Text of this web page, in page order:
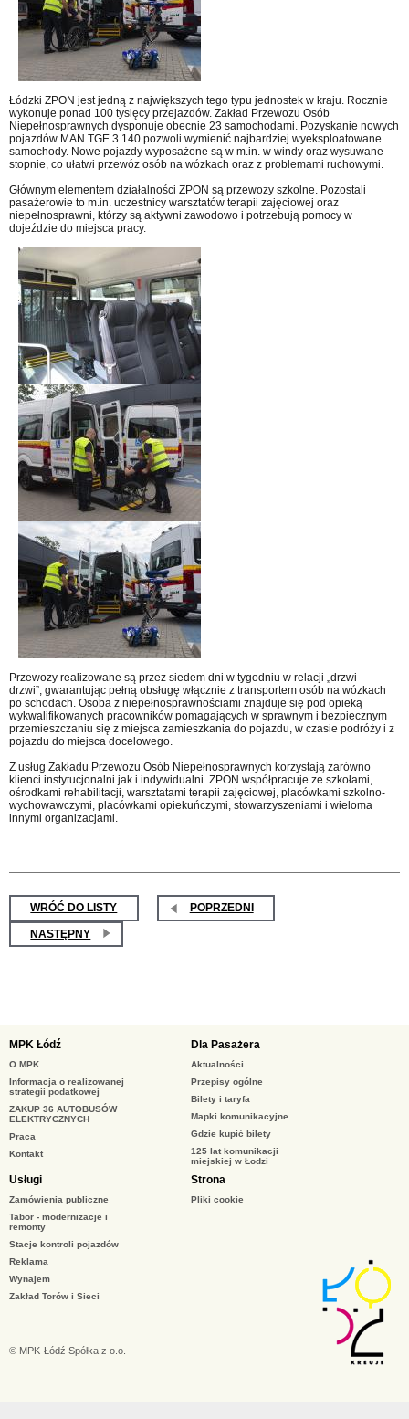
Łódzki ZPON jest jedną z największych tego typu jednostek w kraju. Rocznie
wykonuje ponad 100 tysięcy przejazdów. Zakład Przewozu Osób
Niepełnosprawnych dysponuje obecnie 23 samochodami. Pozyskanie nowych
pojazdów MAN TGE 3.140 pozwoli wymienić najbardziej wyeksploatowane
samochody. Nowe pojazdy wyposażone są w m.in. w windy oraz wysuwane
stopnie, co ułatwi przewóz osób na wózkach oraz z problemami ruchowymi.
Głównym elementem działalności ZPON są przewozy szkolne. Pozostali
pasażerowie to m.in. uczestnicy warsztatów terapii zajęciowej oraz
niepełnosprawni, którzy są aktywni zawodowo i potrzebują pomocy w
dojeździe do miejsca pracy.
Przewozy realizowane są przez siedem dni w tygodniu w relacji „drzwi –
drzwi”, gwarantując pełną obsługę włącznie z transportem osób na wózkach
po schodach. Osoba z niepełnosprawnościami znajduje się pod opieką
wykwalifikowanych pracowników pomagających w sprawnym i bezpiecznym
przemieszczaniu się z miejsca zamieszkania do pojazdu, w czasie podróży i z
pojazdu do miejsca docelowego.
Z usług Zakładu Przewozu Osób Niepełnosprawnych korzystają zarówno
klienci instytucjonalni jak i indywidualni. ZPON współpracuje ze szkołami,
ośrodkami rehabilitacji, warsztatami terapii zajęciowej, placówkami szkolno-
wychowawczymi, placówkami opiekuńczymi, stowarzyszeniami i wieloma
innymi organizacjami.
WRÓĆ DO LISTY POPRZEDNI
NASTĘPNY
MPK Łódź
O MPK
Informacja o realizowanej
strategii podatkowej
ZAKUP 36 AUTOBUSÓW
ELEKTRYCZNYCH
Praca
Kontakt
Dla Pasażera
Aktualności
Przepisy ogólne
Bilety i taryfa
Mapki komunikacyjne
Gdzie kupić bilety
125 lat komunikacji
miejskiej w Łodzi
Usługi
Zamówienia publiczne
Tabor - modernizacje i
remonty
Stacje kontroli pojazdów
Reklama
Wynajem
Zakład Torów i Sieci
Strona
Pliki cookie
© MPK-Łódź Spółka z o.o.